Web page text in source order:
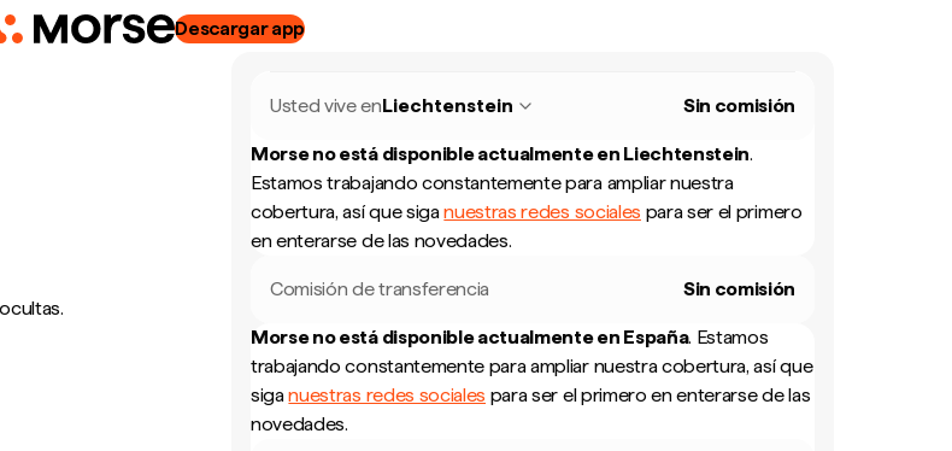
Descargar app
Usted vive enLiechtenstein Sin comisión
Morse no está disponible actualmente en Liechtenstein.
Estamos trabajando constantemente para ampliar nuestra
cobertura, así que siganuestras redes sociales para ser el primero
en enterarse de las novedades.
Comisión de transferencia Sin comisión
Morse no está disponible actualmente en España. Estamos
trabajando constantemente para ampliar nuestra cobertura, así que
siganuestras redes sociales para ser el primero en enterarse de las
novedades.